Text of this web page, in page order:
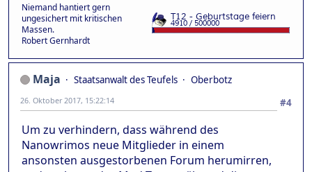
Niemand hantiert gern
ungesichert mit kritischen
Massen.
Robert Gernhardt
Maja Staatsanwalt des Teufels
Oberbotz
#4
26. Oktober 2017, 15:22:14
Um zu verhindern, dass während des
Nanowrimos neue Mitglieder in einem
ansonsten ausgestorbenen Forum herumirren,